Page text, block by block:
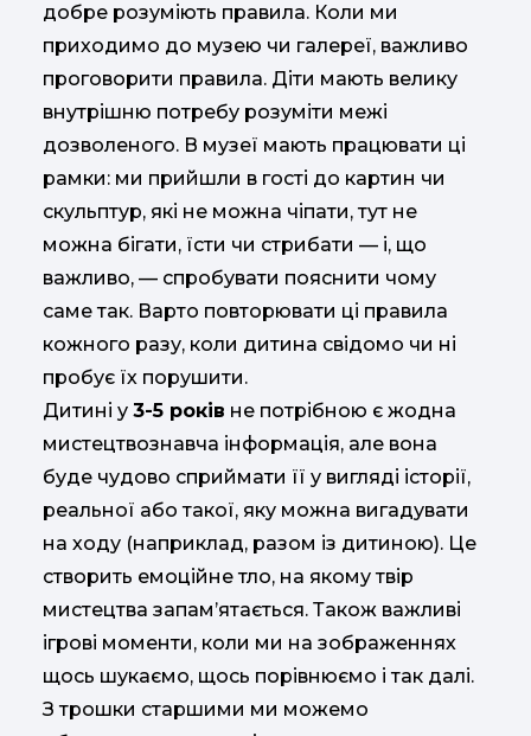
добре розуміють правила. Коли ми
приходимо до музею чи галереї, важливо
проговорити правила. Діти мають велику
внутрішню потребу розуміти межі
дозволеного. В музеї мають працювати ці
рамки: ми прийшли в гості до картин чи
скульптур, які не можна чіпати, тут не
можна бігати, їсти чи стрибати — і, що
важливо, — спробувати пояснити чому
саме так. Варто повторювати ці правила
кожного разу, коли дитина свідомо чи ні
пробує їх порушити.
Дитині у 3-5 років не потрібною є жодна
мистецтвознавча інформація, але вона
буде чудово сприймати її у вигляді історії,
реальної або такої, яку можна вигадувати
на ходу (наприклад, разом із дитиною). Це
створить емоційне тло, на якому твір
мистецтва запам’ятається. Також важливі
ігрові моменти, коли ми на зображеннях
щось шукаємо, щось порівнюємо і так далі.
З трошки старшими ми можемо